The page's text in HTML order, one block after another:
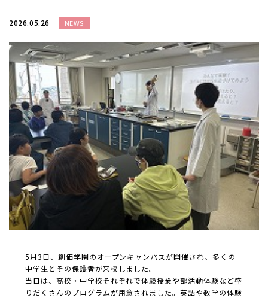
2026.05.26 NEWS
5月3日、創価学園のオープンキャンパスが開催され、多くの
中学生とその保護者が来校しました。
当日は、高校・中学校それぞれで体験授業や部活動体験など盛
りだくさんのプログラムが用意されました。英語や数学の体験